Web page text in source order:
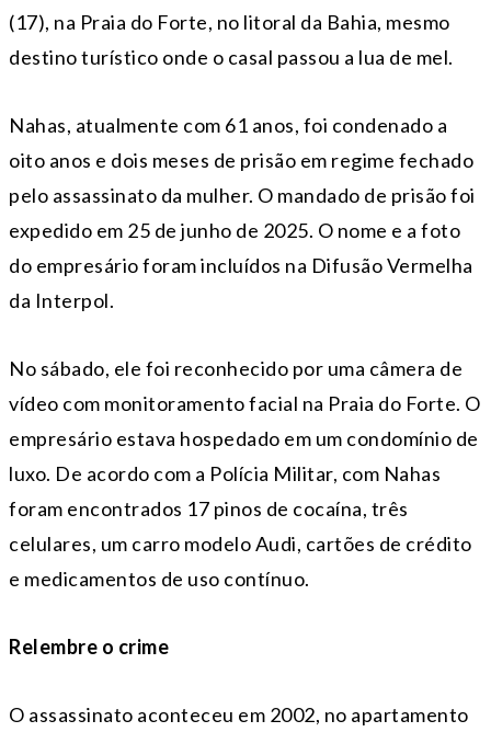
(17), na Praia do Forte, no litoral da Bahia, mesmo
destino turístico onde o casal passou a lua de mel.
Nahas, atualmente com 61 anos, foi condenado a
oito anos e dois meses de prisão em regime fechado
pelo assassinato da mulher. O mandado de prisão foi
expedido em 25 de junho de 2025. O nome e a foto
do empresário foram incluídos na Difusão Vermelha
da Interpol.
No sábado, ele foi reconhecido por uma câmera de
vídeo com monitoramento facial na Praia do Forte. O
empresário estava hospedado em um condomínio de
luxo. De acordo com a Polícia Militar, com Nahas
foram encontrados 17 pinos de cocaína, três
celulares, um carro modelo Audi, cartões de crédito
e medicamentos de uso contínuo.
Relembre o crime
O assassinato aconteceu em 2002, no apartamento